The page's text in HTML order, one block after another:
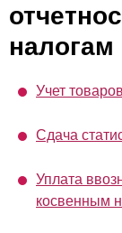
Учет
Сдача
Уплата
косвенным